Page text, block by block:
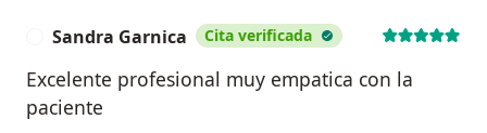
Sandra Garnica Cita verificada
Excelente profesional muy empatica con la
paciente